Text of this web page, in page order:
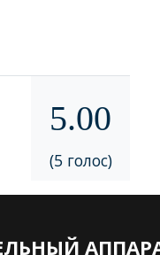
5.00
(5 голос)